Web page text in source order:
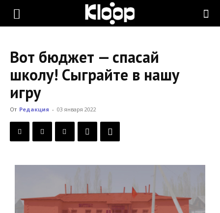
KLOOP.KG
Новости
Кыргызстана
Вот бюджет — спасай
школу! Сыграйте в нашу
игру
От Редакция - 03 января 2022